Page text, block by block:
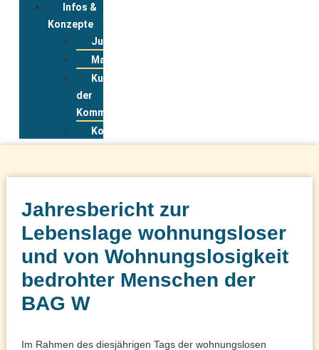
Infos &
Konzepte
Jugendwohnkonzepte
Materialpool
Kurzportraits
der
Kommunen
Kontakt
Jahresbericht zur
Lebenslage wohnungsloser
und von Wohnungslosigkeit
bedrohter Menschen der
BAG W
Im Rahmen des diesjährigen Tags der wohnungslosen